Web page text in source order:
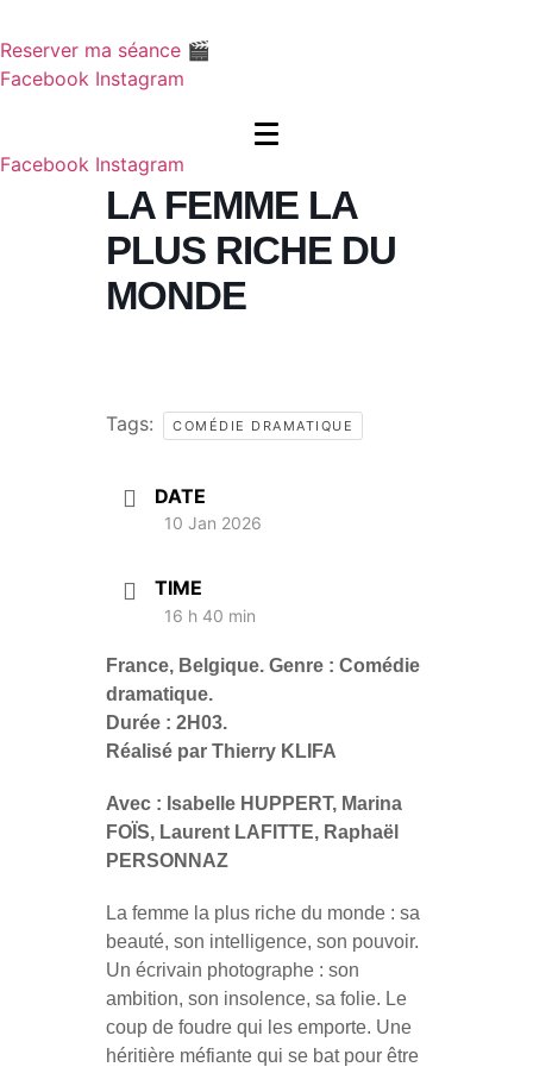
au
contenu
Reserver ma séance 🎬
Facebook Instagram
Facebook Instagram
LA FEMME LA
PLUS RICHE DU
MONDE
Tags: COMÉDIE DRAMATIQUE
DATE
10 Jan 2026
TIME
16 h 40 min
France, Belgique. Genre : Comédie
dramatique.
Durée : 2H03.
Réalisé par Thierry KLIFA
Avec : Isabelle HUPPERT, Marina
FOÏS, Laurent LAFITTE, Raphaël
PERSONNAZ
La femme la plus riche du monde : sa
beauté, son intelligence, son pouvoir.
Un écrivain photographe : son
ambition, son insolence, sa folie. Le
coup de foudre qui les emporte. Une
héritière méfiante qui se bat pour être